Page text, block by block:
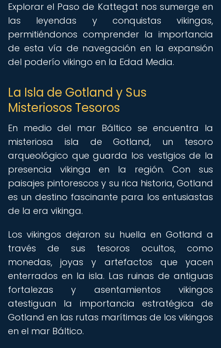
Explorar el Paso de Kattegat nos sumerge en
las leyendas y conquistas vikingas,
permitiéndonos comprender la importancia
de esta vía de navegación en la expansión
del poderío vikingo en la Edad Media.
La Isla de Gotland y Sus
Misteriosos Tesoros
En medio del mar Báltico se encuentra la
misteriosa isla de Gotland, un tesoro
arqueológico que guarda los vestigios de la
presencia vikinga en la región. Con sus
paisajes pintorescos y su rica historia, Gotland
es un destino fascinante para los entusiastas
de la era vikinga.
Los vikingos dejaron su huella en Gotland a
través de sus tesoros ocultos, como
monedas, joyas y artefactos que yacen
enterrados en la isla. Las ruinas de antiguas
fortalezas y asentamientos vikingos
atestiguan la importancia estratégica de
Gotland en las rutas marítimas de los vikingos
en el mar Báltico.